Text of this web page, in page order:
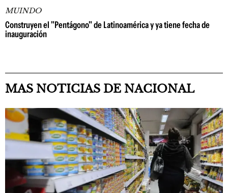
MUINDO
Construyen el "Pentágono" de Latinoamérica y ya tiene fecha de
inauguración
MAS NOTICIAS DE NACIONAL